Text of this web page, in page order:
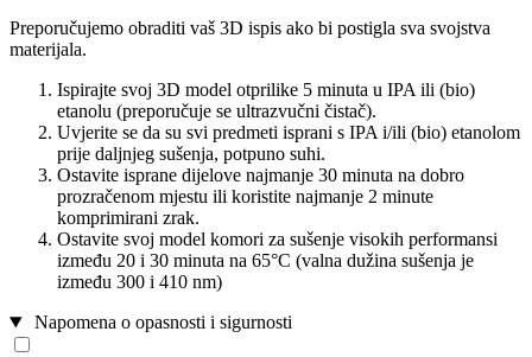
Preporučujemo obraditi vaš 3D ispis ako bi postigla sva svojstva
materijala.
Ispirajte svoj 3D model otprilike 5 minuta u IPA ili (bio)
etanolu (preporučuje se ultrazvučni čistač).
Uvjerite se da su svi predmeti isprani s IPA i/ili (bio) etanolom
prije daljnjeg sušenja, potpuno suhi.
Ostavite isprane dijelove najmanje 30 minuta na dobro
prozračenom mjestu ili koristite najmanje 2 minute
komprimirani zrak.
Ostavite svoj model komori za sušenje visokih performansi
između 20 i 30 minuta na 65°C (valna dužina sušenja je
između 300 i 410 nm)
Napomena o opasnosti i sigurnosti